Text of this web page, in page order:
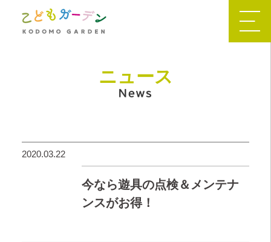
ニュース
2020.03.22
今なら遊具の点検＆メンテナ
ンスがお得！